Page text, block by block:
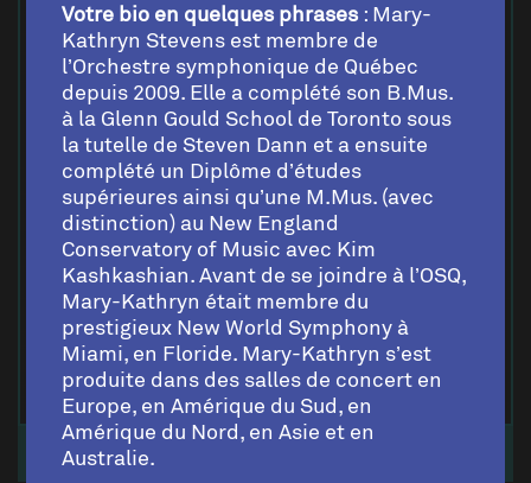
ZHIXIN OUYANG
Votre bio en quelques phrases : Mary-
Kathryn Stevens est membre de
l’Orchestre symphonique de Québec
depuis 2009. Elle a complété son B.Mus.
à la Glenn Gould School de Toronto sous
la tutelle de Steven Dann et a ensuite
complété un Diplôme d’études
supérieures ainsi qu’une M.Mus. (avec
distinction) au New England
Conservatory of Music avec Kim
Kashkashian. Avant de se joindre à l’OSQ,
Mary-Kathryn était membre du
prestigieux New World Symphony à
Miami, en Floride. Mary-Kathryn s’est
produite dans des salles de concert en
Europe, en Amérique du Sud, en
Amérique du Nord, en Asie et en
Australie.